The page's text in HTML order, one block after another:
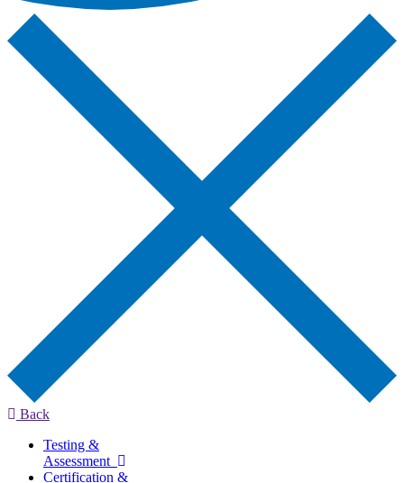
Back
Testing &
Assessment
Certification &